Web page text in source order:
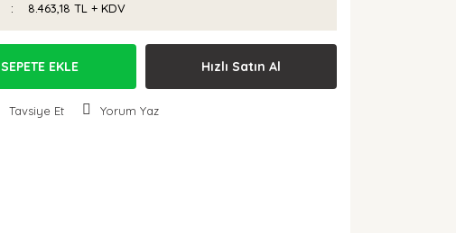
8.463,18 TL + KDV
SEPETE EKLE Hızlı Satın Al
Tavsiye Et Yorum Yaz